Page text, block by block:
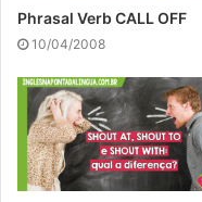
Phrasal Verb CALL OFF
10/04/2008